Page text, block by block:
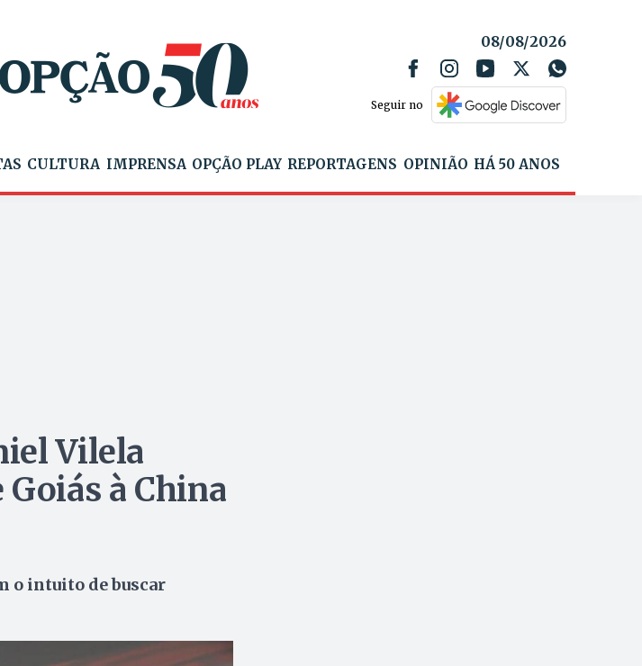
08/08/2026
Seguir no
CULTURA IMPRENSA OPÇÃO PLAY REPORTAGENS OPINIÃO HÁ 50 ANOS
Vilela
à China
o intuito de buscar